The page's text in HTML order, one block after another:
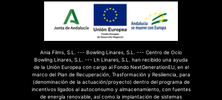
Ania Films, S.L. --- Bowling Linares, S.L. --- Centro de Ocio
Bowling Linares, S.L. --- Lh Linares, S.L. han recibido una ayuda
de la Unión Europea con cargo al Fondo NextGenerationEU, en el
marco del Plan de Recuperación, Trasformación y Resiliencia, para
(denominación de la actuación/proyecto) dentro del programa de
incentivos ligados al autoconsumo y almacenamiento, con fuentes
de energía renovable, así como la implantación de sistemas